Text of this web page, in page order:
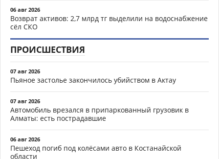
06 авг 2026
Возврат активов: 2,7 млрд тг выделили на водоснабжение
сёл СКО
ПРОИСШЕСТВИЯ
07 авг 2026
Пьяное застолье закончилось убийством в Актау
07 авг 2026
Автомобиль врезался в припаркованный грузовик в
Алматы: есть пострадавшие
06 авг 2026
Пешеход погиб под колёсами авто в Костанайской
области